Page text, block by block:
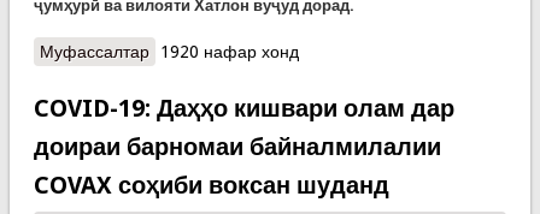
ҷумҳурӣ ва вилояти Хатлон вуҷуд дорад.
Муфассалтаро Огоҳии Кумитаи ҳолатҳои фавқулодда аз
1920 нафар хонд
COVID-19: Даҳҳо кишвари олам дар
доираи барномаи байналмилалии
COVAX соҳиби воксан шуданд